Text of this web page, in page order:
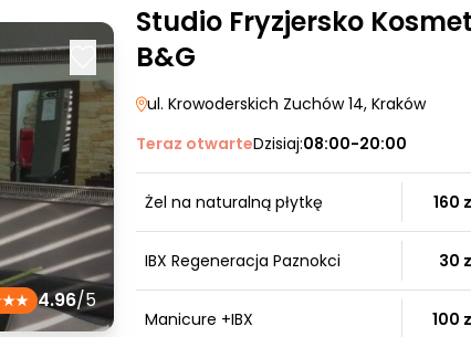
4.96/5
Studio Fryzjersko
B&G
ul. Krowoderskich Zuchów 14, Kraków
Teraz otwarteDzisiaj:08:00-20:00
Żel na naturalną płytkę 160
IBX Regeneracja Paznokci 30
Manicure +IBX 100